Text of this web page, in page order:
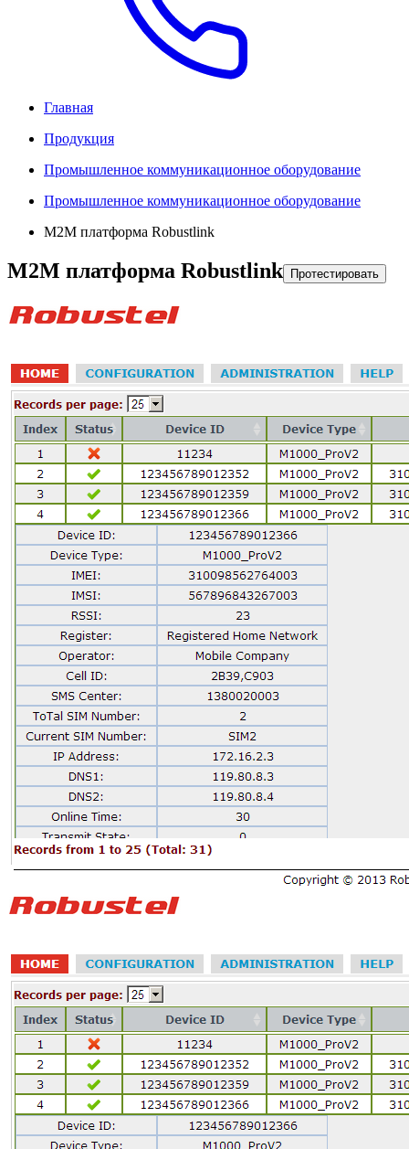
Главная
Продукция
Промышленное коммуникационное оборудование
Промышленное коммуникационное оборудование
M2M платформа Robustlink
M2M платформа Robustlink Протестировать